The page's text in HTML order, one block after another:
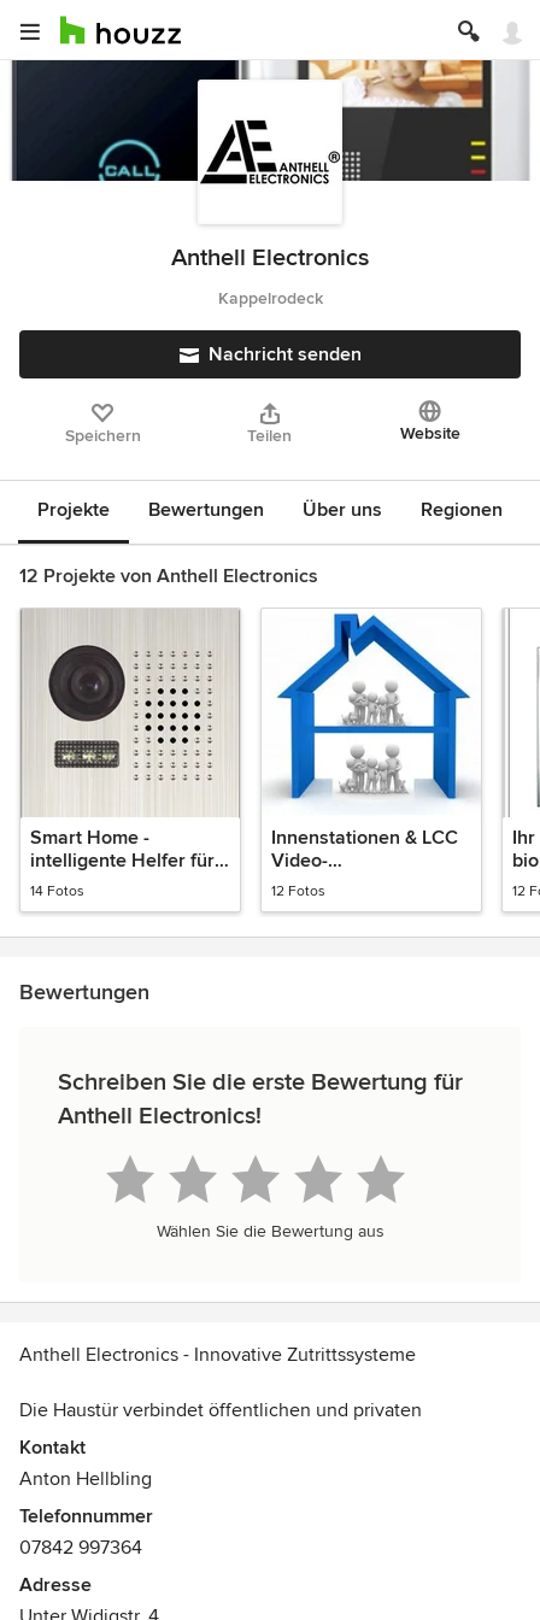
Anthell Electronics
Kappelrodeck
Nachricht senden
Speichern Teilen Website
Projekte Bewertungen Über uns Regionen
12 Projekte von Anthell Electronics
Smart Home -
intelligente Helfer für
Zuhause
14 Fotos
Innenstationen & LCC
Video-
Türsprechanlagen
12 Fotos 12
Bewertungen
Schreiben Sie die erste Bewertung für
Anthell Electronics!
Wählen Sie die Bewertung aus
Anthell Electronics - Innovative Zutrittssysteme
Die Haustür verbindet öffentlichen und privaten
Lebensraum.
Auf Komfort, umfassende Sicherheit und stilistisch
passendes Design will niemand mehr verzichten.
Die Türkommunikation von Anthell Electronics eröffnet
dafür neue Perspektiven.
Im Sommer 2009 wurde Anthell Electronics gegründet.
Kontakt
Anton Hellbling
Telefonnummer
07842 997364
Adresse